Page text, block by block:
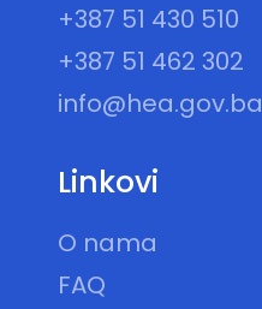
+387 51 430 510
+387 51 462 302
info@hea.gov.ba
Linkovi
O nama
FAQ